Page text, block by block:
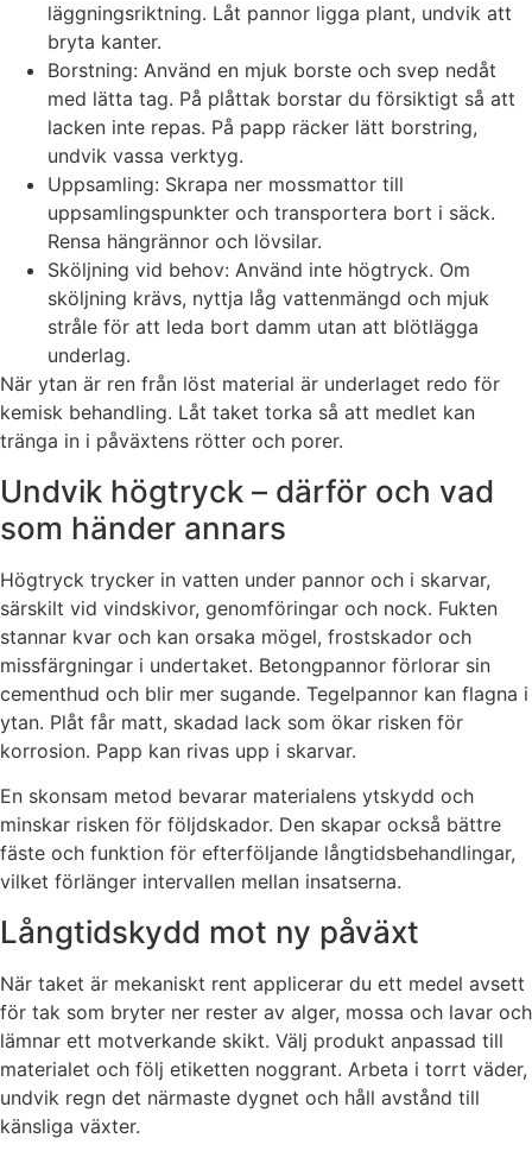
läggningsriktning. Låt pannor ligga plant, undvik att
bryta kanter.
Borstning: Använd en mjuk borste och svep nedåt
med lätta tag. På plåttak borstar du försiktigt så att
lacken inte repas. På papp räcker lätt borstring,
undvik vassa verktyg.
Uppsamling: Skrapa ner mossmattor till
uppsamlingspunkter och transportera bort i säck.
Rensa hängrännor och lövsilar.
Sköljning vid behov: Använd inte högtryck. Om
sköljning krävs, nyttja låg vattenmängd och mjuk
stråle för att leda bort damm utan att blötlägga
underlag.
När ytan är ren från löst material är underlaget redo för
kemisk behandling. Låt taket torka så att medlet kan
tränga in i påväxtens rötter och porer.
Undvik högtryck – därför och vad
som händer annars
Högtryck trycker in vatten under pannor och i skarvar,
särskilt vid vindskivor, genomföringar och nock. Fukten
stannar kvar och kan orsaka mögel, frostskador och
missfärgningar i undertaket. Betongpannor förlorar sin
cementhud och blir mer sugande. Tegelpannor kan flagna i
ytan. Plåt får matt, skadad lack som ökar risken för
korrosion. Papp kan rivas upp i skarvar.
En skonsam metod bevarar materialens ytskydd och
minskar risken för följdskador. Den skapar också bättre
fäste och funktion för efterföljande långtidsbehandlingar,
vilket förlänger intervallen mellan insatserna.
Långtidskydd mot ny påväxt
När taket är mekaniskt rent applicerar du ett medel avsett
för tak som bryter ner rester av alger, mossa och lavar och
lämnar ett motverkande skikt. Välj produkt anpassad till
materialet och följ etiketten noggrant. Arbeta i torrt väder,
undvik regn det närmaste dygnet och håll avstånd till
känsliga växter.